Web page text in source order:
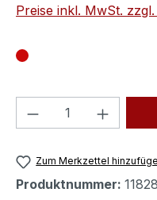
Preise inkl. MwSt.
Produkt
Zum Merkzettel
Produktnummer: